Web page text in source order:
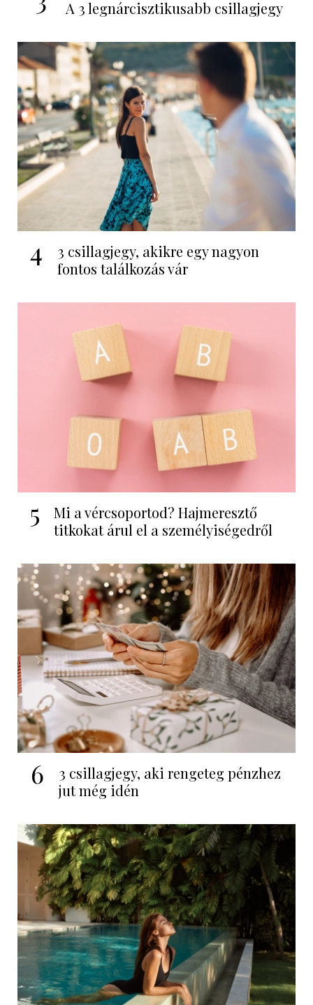
A 3 legnárcisztikusabb csillagjegy
4
3 csillagjegy, akikre egy nagyon
fontos találkozás vár
5
Mi a vércsoportod? Hajmeresztő
titkokat árul el a személyiségedről
6
3 csillagjegy, aki rengeteg pénzhez
jut még idén